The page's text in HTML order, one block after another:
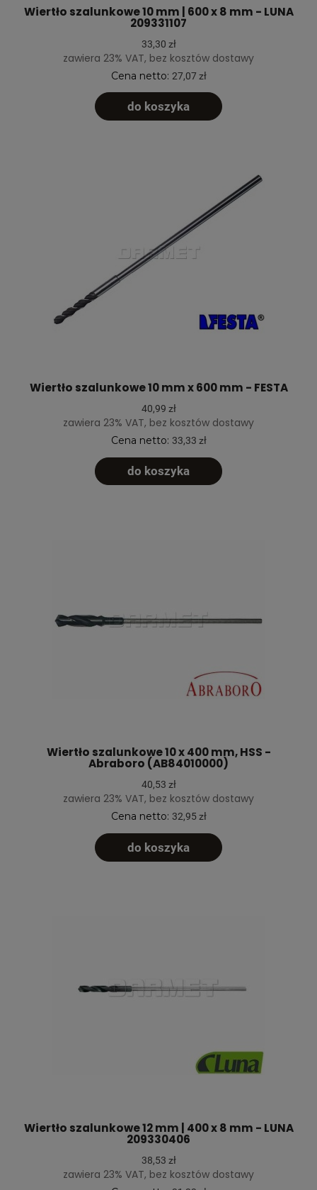
Wiertło szalunkowe 10 mm | 600 x 8 mm - LUNA
209331107
33,30 zł
zawiera 23% VAT, bez kosztów dostawy
Cena netto: 27,07 zł
do koszyka
Wiertło szalunkowe 10 mm x 600 mm - FESTA
40,99 zł
zawiera 23% VAT, bez kosztów dostawy
Cena netto: 33,33 zł
do koszyka
Wiertło szalunkowe 10 x 400 mm, HSS -
Abraboro (AB84010000)
40,53 zł
zawiera 23% VAT, bez kosztów dostawy
Cena netto: 32,95 zł
do koszyka
Wiertło szalunkowe 12 mm | 400 x 8 mm - LUNA
209330406
38,53 zł
zawiera 23% VAT, bez kosztów dostawy